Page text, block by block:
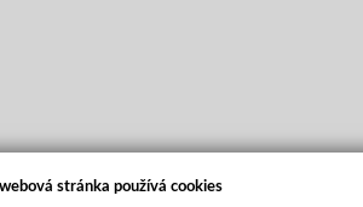
stránka používá cookies